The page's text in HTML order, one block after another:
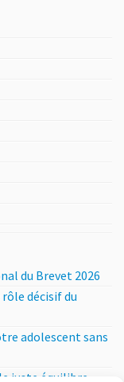
du Brevet 2026
décisif du
adolescent sans
juste équilibre